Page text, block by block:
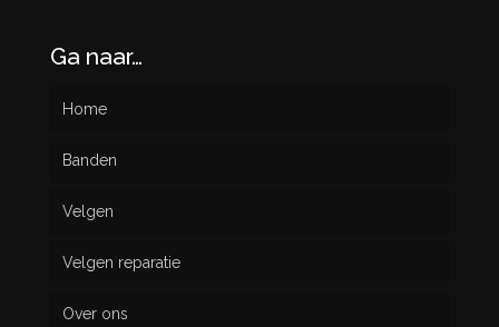
Ga naar…
Home
Banden
Nieuw
Gebruikt
Velgen
Velgen reparatie
Over ons